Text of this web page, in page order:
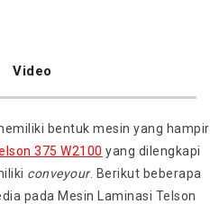
Video
bentuk mesin yang hampir
375 W2100 yang dilengkapi
conveyour. Berikut beberapa
pada Mesin Laminasi Telson